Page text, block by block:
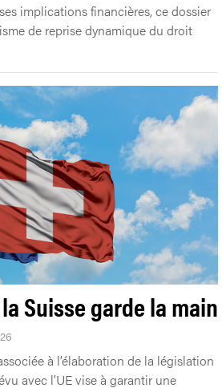
implications financières, ce dossier
de reprise dynamique du droit
Suisse garde la main
à l’élaboration de la législation
avec l’UE vise à garantir une